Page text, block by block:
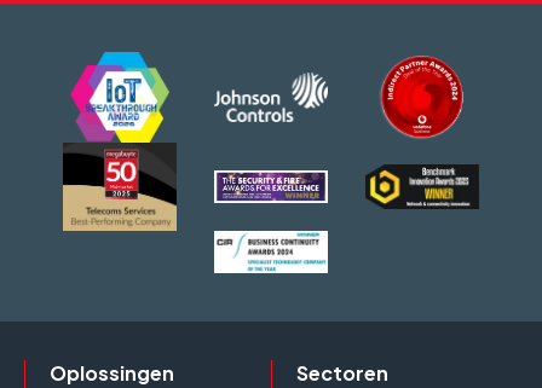
Oplossingen
Sectoren